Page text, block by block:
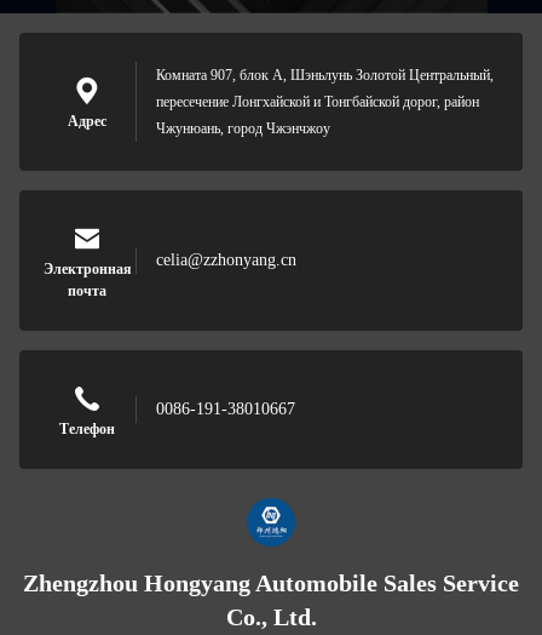
Адрес
Комната 907, блок А, Шэньлунь Золотой Центральный,
пересечение Лонгхайской и Тонгбайской дорог, район
Чжунюань, город Чжэнчжоу
Электронная
почта
celia@zzhonyang.cn
Телефон
0086-191-38010667
Zhengzhou Hongyang Automobile Sales Service
Co., Ltd.